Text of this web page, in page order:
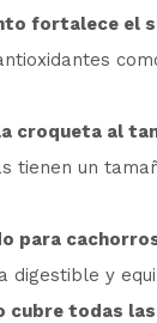
fortalece el
croqueta al
tienen un
para
digestible y
cubre todas